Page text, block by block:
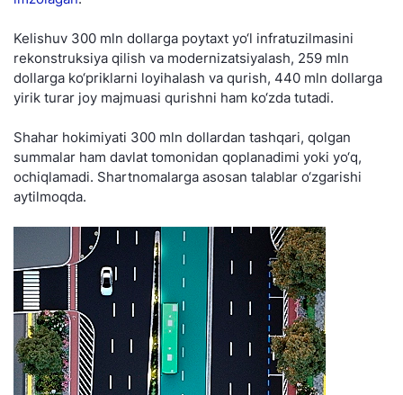
Kelishuv 300 mln dollarga poytaxt yo‘l infratuzilmasini
rekonstruksiya qilish va modernizatsiyalash, 259 mln
dollarga ko‘priklarni loyihalash va qurish, 440 mln dollarga
yirik turar joy majmuasi qurishni ham ko‘zda tutadi.
Shahar hokimiyati 300 mln dollardan tashqari, qolgan
summalar ham davlat tomonidan qoplanadimi yoki yo‘q,
ochiqlamadi. Shartnomalarga asosan talablar o‘zgarishi
aytilmoqda.